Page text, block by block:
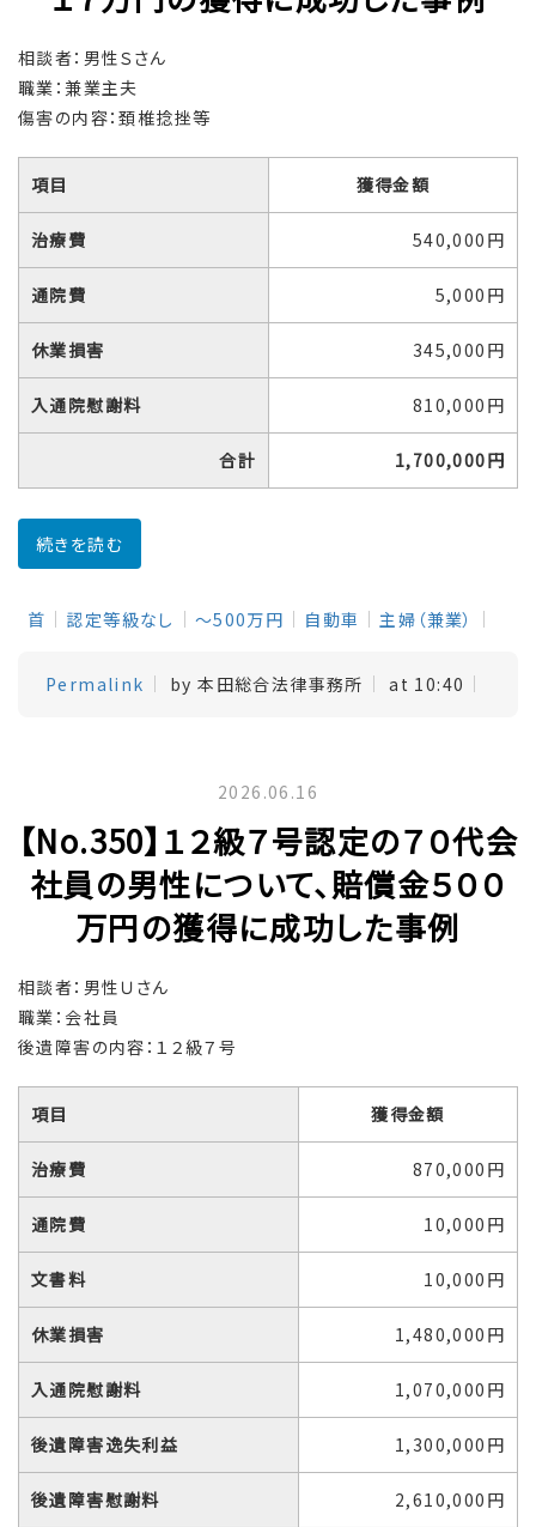
相談者：男性Ｓさん
職業：兼業主夫
傷害の内容：頚椎捻挫等
項目 獲得金額
治療費 540,000円
通院費 5,000円
休業損害 345,000円
入通院慰謝料 810,000円
合計 1,700,000円
続きを読む
首 認定等級なし ～500万円 自動車 主婦（兼業）
Permalink by 本田総合法律事務所 at 10:40
2026.06.16
【No.350】１２級７号認定の７０代会
社員の男性について、賠償金５００
万円の獲得に成功した事例
相談者：男性Ｕさん
職業：会社員
後遺障害の内容：１２級７号
項目 獲得金額
治療費 870,000円
通院費 10,000円
文書料 10,000円
休業損害 1,480,000円
入通院慰謝料 1,070,000円
後遺障害逸失利益 1,300,000円
後遺障害慰謝料 2,610,000円